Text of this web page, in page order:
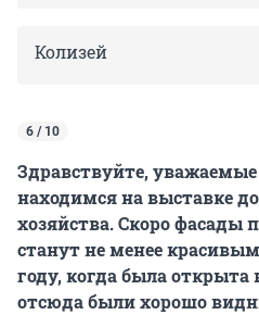
Колизей
6 / 10
Здравствуйте,
находимся на выставке
хозяйства. Скоро фасады
станут не менее
году, когда была открыта
отсюда были хорошо